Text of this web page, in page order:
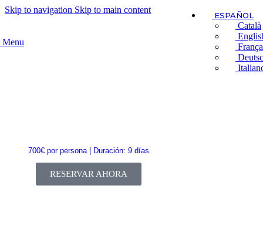
Skip to navigation Skip to main content
Menu
ESPAÑOL
Català
INSTRUCTOR
700€ por persona | Duración: 9 días
RESERVAR AHORA